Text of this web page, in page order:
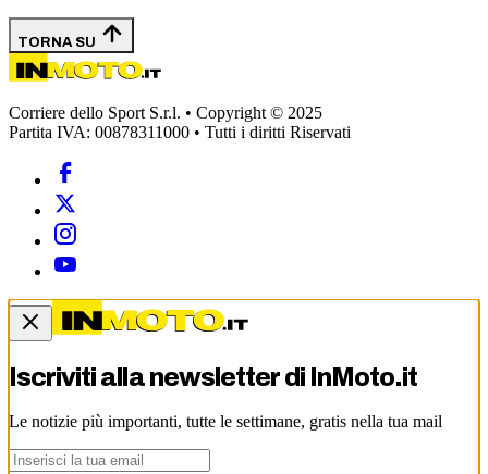
TORNA SU
Corriere dello Sport S.r.l. • Copyright © 2025
Partita IVA: 00878311000 • Tutti i diritti Riservati
Iscriviti alla newsletter di InMoto.it
Le notizie più importanti, tutte le settimane, gratis nella tua mail